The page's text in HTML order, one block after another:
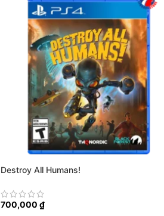
Destroy All Humans!
700,000 ₫